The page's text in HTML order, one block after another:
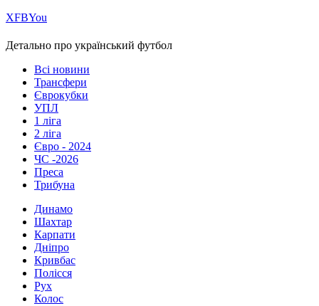
ХFBYou
Детально про український футбол
Всі новини
Трансфери
Єврокубки
УПЛ
1 ліга
2 ліга
Євро - 2024
ЧС -2026
Преса
Трибуна
Динамо
Шахтар
Карпати
Дніпро
Кривбас
Полісся
Рух
Колос